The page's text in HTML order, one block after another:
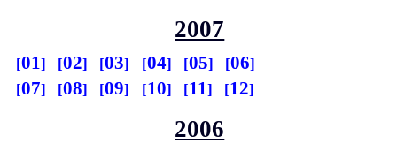
2007
01 02 03 04 05
06
07
08 09 10 11 12
2006